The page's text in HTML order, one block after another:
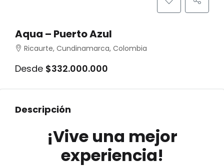
Aqua – Puerto Azul
Ricaurte, Cundinamarca, Colombia
Desde $332.000.000
Descripción
¡Vive una mejor
experiencia!